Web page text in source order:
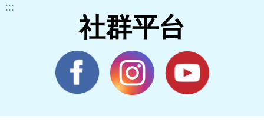
:::
社群平台